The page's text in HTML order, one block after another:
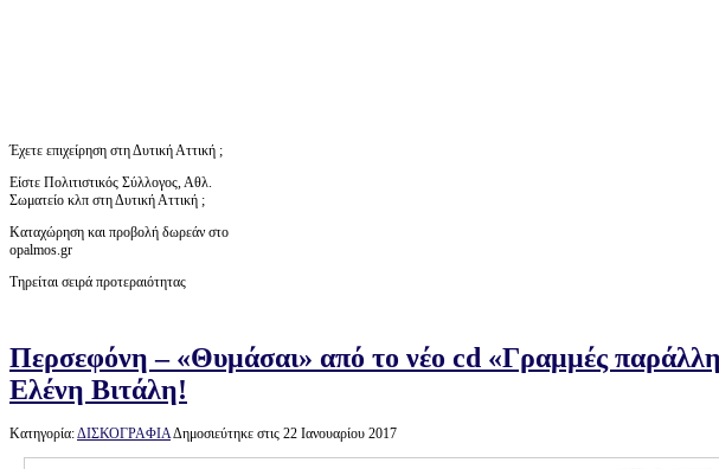
Έχετε επιχείρηση στη Δυτική Αττική ;
Είστε Πολιτιστικός Σύλλογος, Αθλ.
Σωματείο κλπ στη Δυτική Αττική ;
Καταχώρηση και προβολή δωρεάν στο
opalmos.gr
Τηρείται σειρά προτεραιότητας
Περσεφόνη – «Θυμάσαι» από το νέο cd «Γραμμές
Ελένη Βιτάλη!
Κατηγορία:ΔΙΣΚΟΓΡΑΦΙΑΔημοσιεύτηκε στις 22 Ιανουαρίου 2017